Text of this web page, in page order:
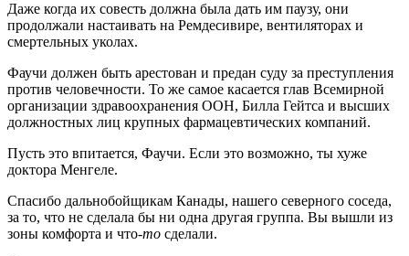
Даже когда их совесть должна была дать им паузу, они
продолжали настаивать на Ремдесивире, вентиляторах и
смертельных уколах.
Фаучи должен быть арестован и предан суду за преступления
против человечности. То же самое касается глав Всемирной
организации здравоохранения ООН, Билла Гейтса и высших
должностных лиц крупных фармацевтических компаний.
Пусть это впитается, Фаучи. Если это возможно, ты хуже
доктора Менгеле.
Спасибо дальнобойщикам Канады, нашего северного соседа,
за то, что не сделала бы ни одна другая группа. Вы вышли из
зоны комфорта и что-то сделали.